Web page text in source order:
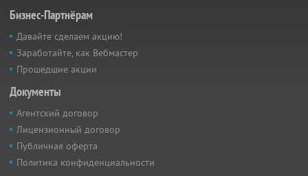
Бизнес-Партнёрам
Давайте сделаем акцию!
Заработайте, как Вебмастер
Прошедшие акции
Документы
Агентский договор
Лицензионный договор
Публичная оферта
Политика конфиденциальности